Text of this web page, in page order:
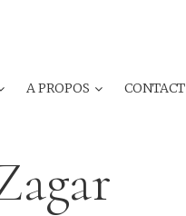
A PROPOS CONTACT